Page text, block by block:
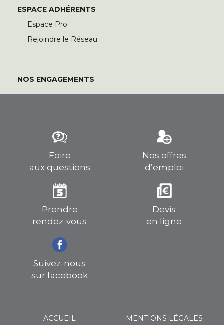
ESPACE ADHÉRENTS
Espace Pro
Rejoindre le Réseau
NOS ENGAGEMENTS
Foire
aux questions
Nos offres
d’emploi
Prendre
rendez-vous
Devis
en ligne
Suivez-nous
sur facebook
ACCUEIL MENTIONS LÉGALES